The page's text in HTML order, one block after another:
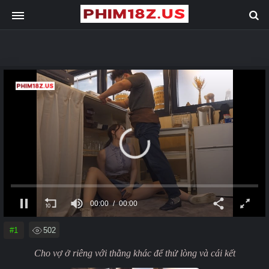
00:00 00:00
#1 502
Cho vợ ở riêng với thằng khác để thử lòng và cái kết